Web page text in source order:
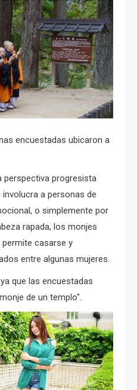
encuestadas ubicaron a
perspectiva progresista
a personas de
o simplemente por
rapada, los monjes
casarse y
entre algunas mujeres.
que las encuestadas
de un templo".